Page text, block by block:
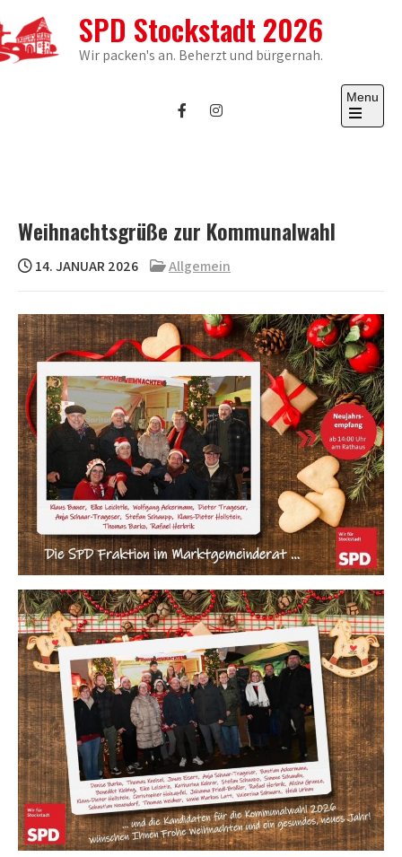
to
content
SPD Stockstadt 2026
Wir packen's an. Beherzt und bürgernah.
Menu
Open
Weihnachtsgrüße zur Kommunalwahl
14. JANUAR 2026 Allgemein